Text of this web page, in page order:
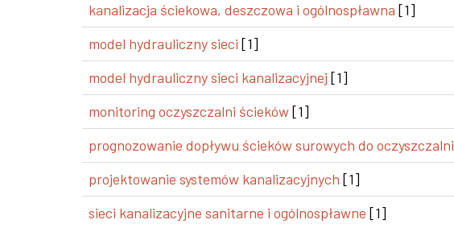
kanalizacja ściekowa, deszczowa i ogólnospławna [1]
model hydrauliczny sieci [1]
model hydrauliczny sieci kanalizacyjnej [1]
monitoring oczyszczalni ścieków[1]
prognozowanie dopływu ścieków surowych do oczyszczalni
projektowanie systemów kanalizacyjnych [1]
sieci kanalizacyjne sanitarne i ogólnospławne [1]